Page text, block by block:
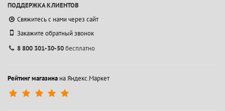
ПОДДЕРЖКА КЛИЕНТОВ
Свяжитесь с нами через сайт
Закажите обратный звонок
8 800 301-30-50бесплатно
Рейтинг магазина на Яндекс.Маркет